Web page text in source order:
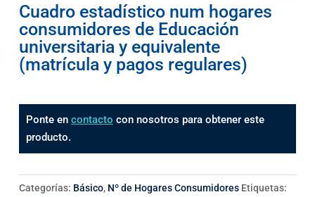
Cuadro estadístico num hogares
consumidores de Educación
universitaria y equivalente
(matrícula y pagos regulares)
Ponte en contacto con nosotros para obtener este
producto.
Categorías: Básico, Nº de Hogares Consumidores Etiquetas: